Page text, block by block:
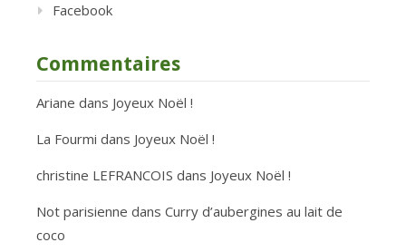
Facebook
Commentaires
Ariane dans Joyeux Noël !
La Fourmi dans Joyeux Noël !
christine LEFRANCOIS dans Joyeux Noël !
Not parisienne dans Curry d’aubergines au lait de
coco